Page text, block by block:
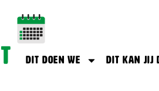
Dit doen we Dit kan jij